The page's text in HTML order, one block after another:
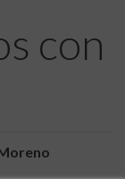
con